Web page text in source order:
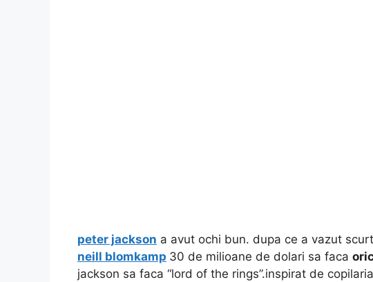
peter jackson a avut ochi bun. dupa ce a vazut
neill blomkamp 30 de milioane de dolari sa faca
jackson sa faca “lord of the rings”.inspirat de